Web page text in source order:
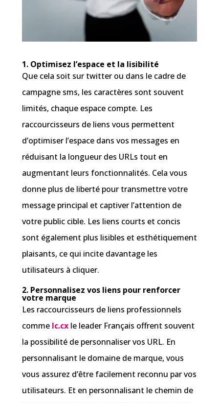
1. Optimisez l’espace et la lisibilité
Que cela soit sur twitter ou dans le cadre de
campagne sms, les caractères sont souvent
limités, chaque espace compte. Les
raccourcisseurs de liens vous permettent
d’optimiser l’espace dans vos messages en
réduisant la longueur des URLs tout en
augmentant leurs fonctionnalités. Cela vous
donne plus de liberté pour transmettre votre
message principal et captiver l’attention de
votre public cible. Les liens courts et concis
sont également plus lisibles et esthétiquement
plaisants, ce qui incite davantage les
utilisateurs à cliquer.
2. Personnalisez vos liens pour renforcer
votre marque
Les raccourcisseurs de liens professionnels
comme lc.cxle leader Français offrent souvent
la possibilité de personnaliser vos URL. En
personnalisant le domaine de marque, vous
vous assurez d’être facilement reconnu par vos
utilisateurs. Et en personnalisant le chemin de